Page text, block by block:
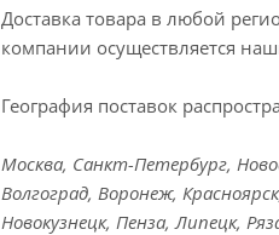
Доставка товара в любой
компании осуществляется
География поставок
Москва, Санкт-Петербург,
Волгоград, Воронеж,
Новокузнецк, Пенза, Липецк,